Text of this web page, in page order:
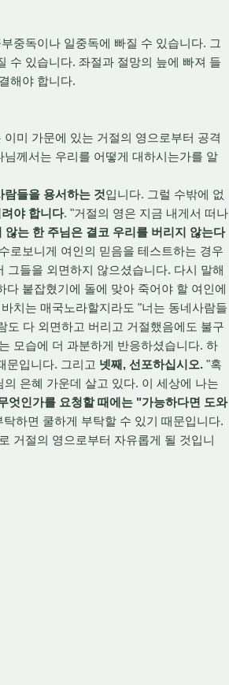
중독이나 일중독에 빠질 수 있습니다. 그
수 있습니다. 좌절과 절망의 늪에 빠져 들
해야 합니다.
미 가문에 있는 거절의 영으로부터 공격
께서는 우리를 어떻게 대하시는가를 알
들을 용서하는 것입니다. 그럴 수밖에 없
야 합니다. "거절의 영은 지금 내게서 떠나
는 한 주님은 결코 우리를 버리지 않는다
로보니게 여인의 믿음을 테스트하는 경우
그들을 외면하지 않으셨습니다. 다시 말해
붙잡혔기에 돌에 맞아 죽어야 할 여인에
치는 매국노라할지라도 "너는 동네사람들
도 다 외면하고 버리고 거절했음에도 불구
모습에 더 과분하게 반응하셨습니다. 하
문입니다. 그리고 넷째, 선포하십시오. "혹
은혜 가운데 살고 있다. 이 세상에 나는
엇인가를 요청할 때에는 "가능하다면 도와
하면 쿨하게 부탁할 수 있기 때문입니다.
거절의 영으로부터 자유롭게 될 것입니